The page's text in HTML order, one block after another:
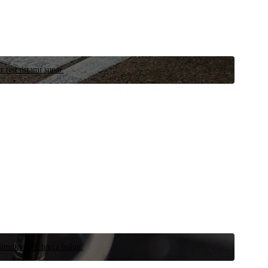
test ortamı sunar.
yedek parça bulun.